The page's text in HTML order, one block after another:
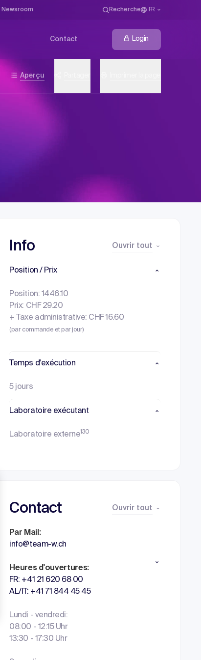
Newsroom Recherche FR
Contact Login
Aperçu
Info Ouvrir tout
Position / Prix
Position: 1446.10
Prix: CHF 29.20
+ Taxe administrative: CHF 16.60
(par commande et par jour)
Temps d'exécution
5 jours
Laboratoire exécutant
Laboratoire externe130
Contact Ouvrir tout
Par Mail:
info@team-w.ch
Heures d'ouvertures:
FR: +41 21 620 68 00
AL/IT: +41 71 844 45 45
Lundi - vendredi:
08:00 - 12:15 Uhr
13:30 - 17:30 Uhr